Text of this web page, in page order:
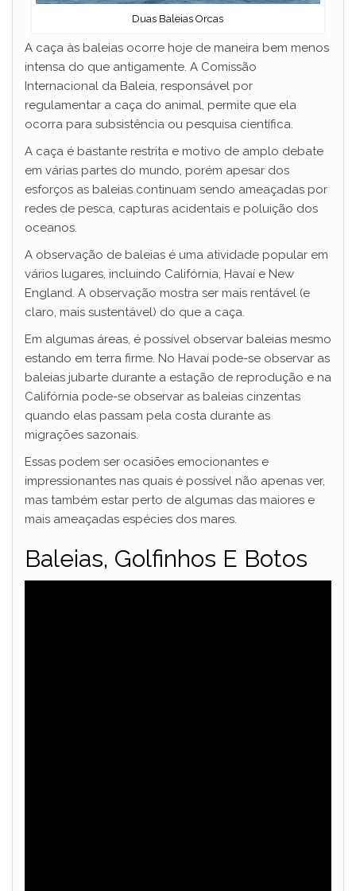
Duas Baleias Orcas
A caça às baleias ocorre hoje de maneira bem menos
intensa do que antigamente. A Comissão
Internacional da Baleia, responsável por
regulamentar a caça do animal, permite que ela
ocorra para subsistência ou pesquisa científica.
A caça é bastante restrita e motivo de amplo debate
em várias partes do mundo, porém apesar dos
esforços as baleias continuam sendo ameaçadas por
redes de pesca, capturas acidentais e poluição dos
oceanos.
A observação de baleias é uma atividade popular em
vários lugares, incluindo Califórnia, Havaí e New
England. A observação mostra ser mais rentável (e
claro, mais sustentável) do que a caça.
Em algumas áreas, é possível observar baleias mesmo
estando em terra firme. No Havaí pode-se observar as
baleias jubarte durante a estação de reprodução e na
Califórnia pode-se observar as baleias cinzentas
quando elas passam pela costa durante as
migrações sazonais.
Essas podem ser ocasiões emocionantes e
impressionantes nas quais é possível não apenas ver,
mas também estar perto de algumas das maiores e
mais ameaçadas espécies dos mares.
Baleias, Golfinhos E Botos